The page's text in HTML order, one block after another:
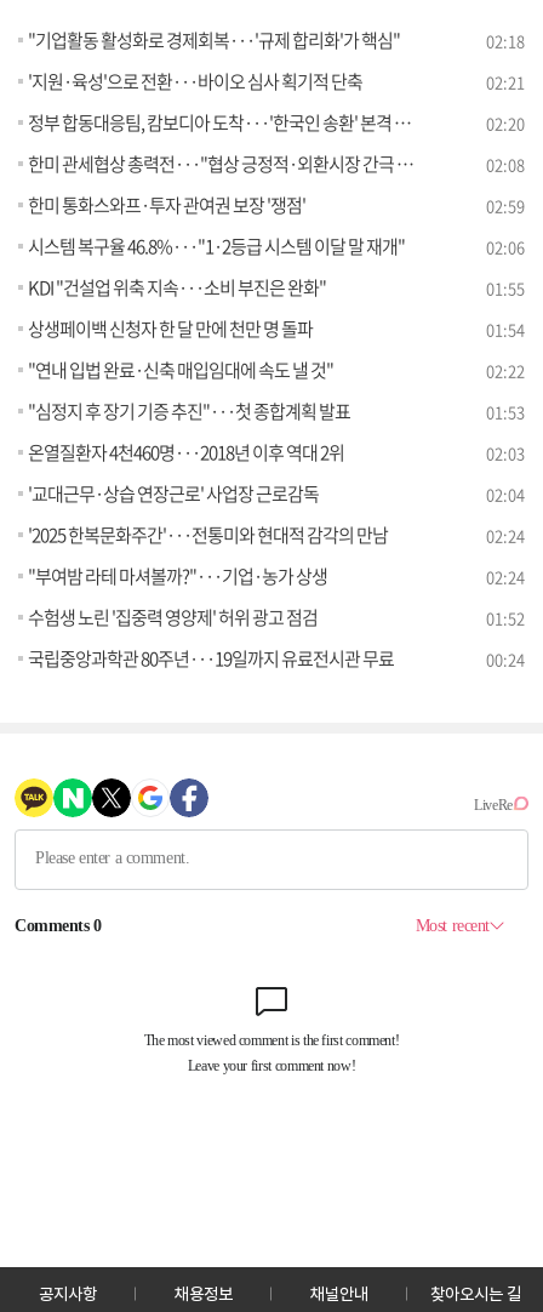
"기업활동 활성화로 경제회복···'규제 합리화'가 핵심" 02:18
'지원·육성'으로 전환···바이오 심사 획기적 단축 02:21
정부 합동대응팀, 캄보디아 도착···'한국인 송환' 본격 협의 02:20
한미 관세협상 총력전···"협상 긍정적·외환시장 간극 좁혀" 02:08
한미 통화스와프·투자 관여권 보장 '쟁점' 02:59
시스템 복구율 46.8%···"1·2등급 시스템 이달 말 재개" 02:06
KDI "건설업 위축 지속···소비 부진은 완화" 01:55
상생페이백 신청자 한 달 만에 천만 명 돌파 01:54
"연내 입법 완료·신축 매입임대에 속도 낼 것" 02:22
"심정지 후 장기 기증 추진"···첫 종합계획 발표 01:53
온열질환자 4천460명···2018년 이후 역대 2위 02:03
'교대근무·상습 연장근로' 사업장 근로감독 02:04
'2025 한복문화주간'···전통미와 현대적 감각의 만남 02:24
"부여밤 라테 마셔볼까?"···기업·농가 상생 02:24
수험생 노린 '집중력 영양제' 허위 광고 점검 01:52
국립중앙과학관 80주년···19일까지 유료전시관 무료 00:24
공지사항 채용정보 채널안내 찾아오시는 길